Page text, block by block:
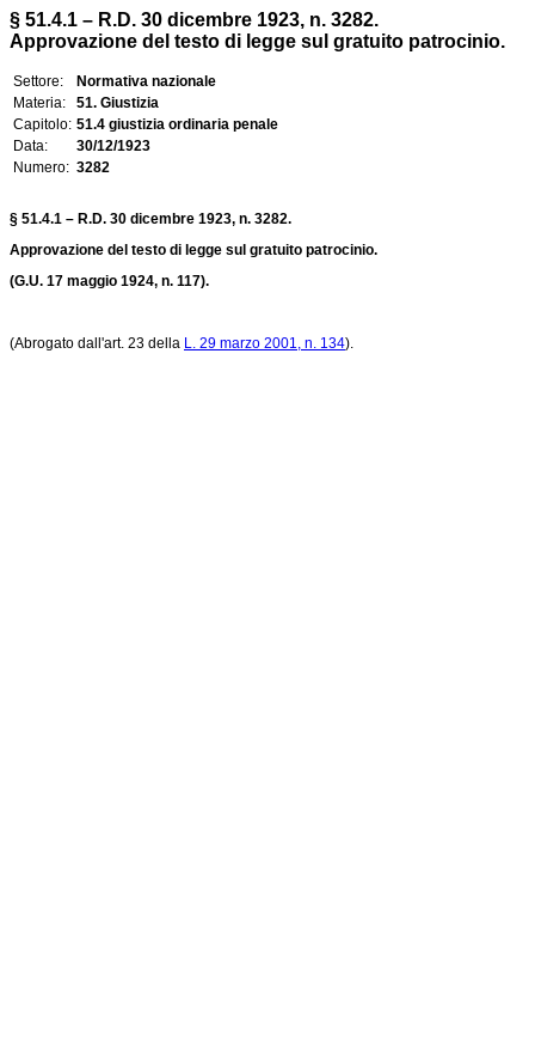
§ 51.4.1 – R.D. 30 dicembre 1923, n. 3282.
Approvazione del testo di legge sul gratuito patrocinio.
Settore:
Normativa nazionale
Materia:
51. Giustizia
Capitolo: 51.4 giustizia ordinaria penale
Data:
30/12/1923
Numero: 3282
§ 51.4.1 – R.D. 30 dicembre 1923, n. 3282.
Approvazione del testo di legge sul gratuito patrocinio.
(G.U. 17 maggio 1924, n. 117).
(Abrogato dall'art. 23 della L. 29 marzo 2001, n. 134).